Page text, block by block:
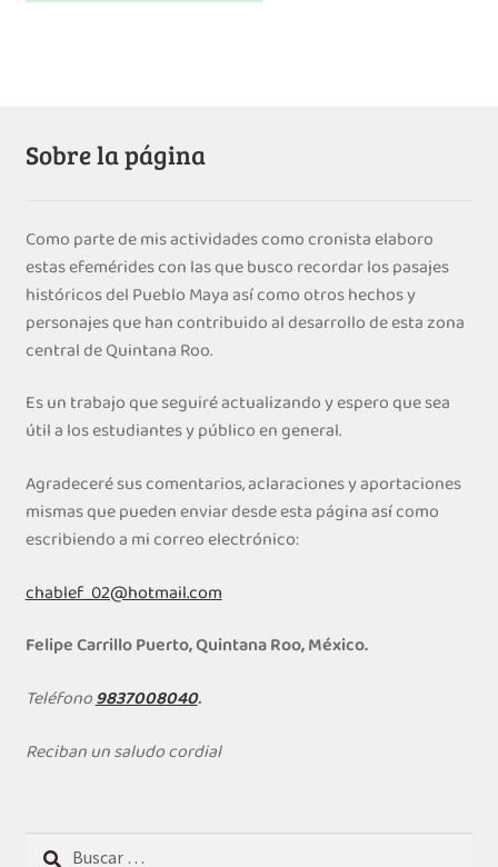
Sobre la página
Como parte de mis actividades como cronista elaboro
estas efemérides con las que busco recordar los pasajes
históricos del Pueblo Maya así como otros hechos y
personajes que han contribuido al desarrollo de esta zona
central de Quintana Roo.
Es un trabajo que seguiré actualizando y espero que sea
útil a los estudiantes y público en general.
Agradeceré sus comentarios, aclaraciones y aportaciones
mismas que pueden enviar desde esta página así como
escribiendo a mi correo electrónico:
chablef_02@hotmail.com
Felipe Carrillo Puerto, Quintana Roo, México.
Teléfono9837008040.
Reciban un saludo cordial
Buscar: